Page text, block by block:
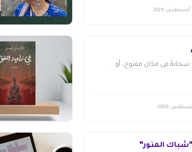
فى مكان مفتوح، أو...
المنور”